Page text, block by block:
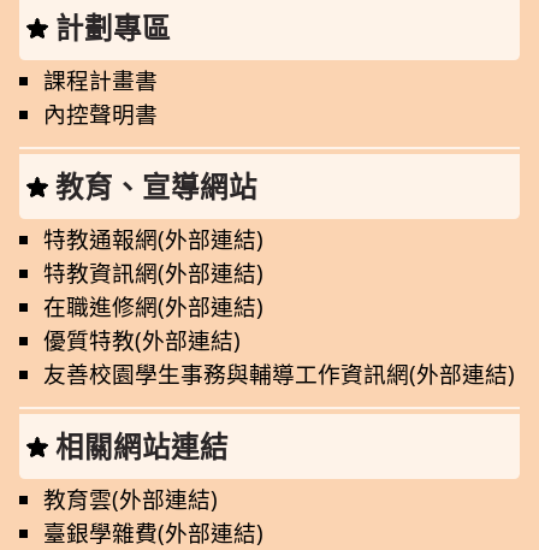
計劃專區
課程計畫書
內控聲明書
教育、宣導網站
特教通報網(外部連結)
特教資訊網(外部連結)
在職進修網(外部連結)
優質特教(外部連結)
友善校園學生事務與輔導工作資訊網(外部連結)
相關網站連結
教育雲(外部連結)
臺銀學雜費(外部連結)